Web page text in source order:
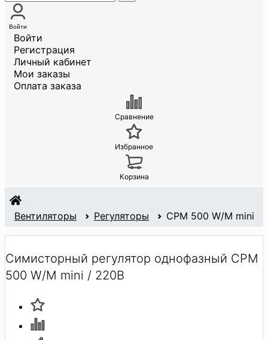
Войти
Войти
Регистрация
Личный кабинет
Мои заказы
Оплата заказа
Сравнение
Избранное
Корзина
Вентиляторы Регуляторы СРМ 500 W/M mini
Симисторный регулятор однофазный СРМ
500 W/M mini / 220В